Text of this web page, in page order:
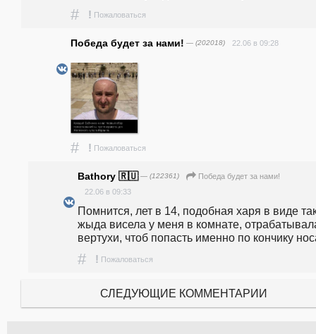
# ! Пожаловаться
Победа будет за нами! — (202018) 22.06 в 09:28
# ! Пожаловаться
Bathory 🇷🇺— (122361)
Победа будет за нами!
22.06 в 09:33
Помнится, лет в 14, подобная харя в виде
жыда висела у меня в комнате,
вертухи, чтоб попасть именно по кончику
# ! Пожаловаться
СЛЕДУЮЩИЕ КОММЕНТАРИИ